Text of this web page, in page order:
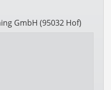
GmbH (95032 Hof)